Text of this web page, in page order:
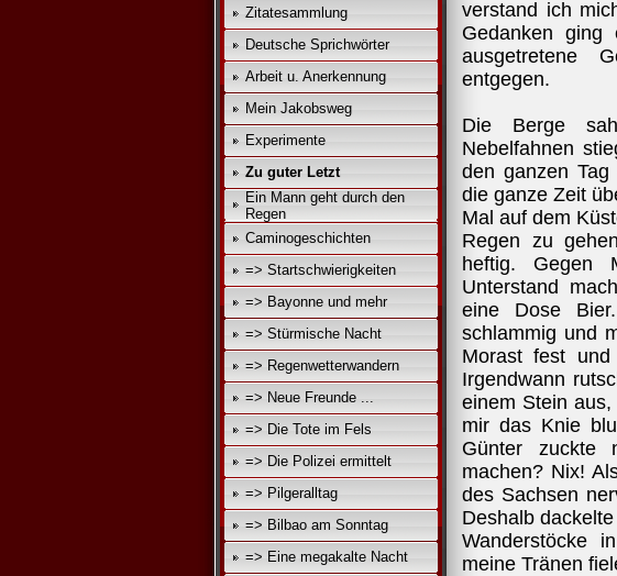
Zitatesammlung
Deutsche Sprichwörter
Arbeit u. Anerkennung
Mein Jakobsweg
Experimente
Zu guter Letzt
Ein Mann geht durch den
Regen
Caminogeschichten
=> Startschwierigkeiten
=> Bayonne und mehr
=> Stürmische Nacht
=> Regenwetterwandern
=> Neue Freunde ...
=> Die Tote im Fels
=> Die Polizei ermittelt
=> Pilgeralltag
=> Bilbao am Sonntag
=> Eine megakalte Nacht
verstand ich
Gedanken ging
ausgetretene
entgegen.
Die Berge
Nebelfahnen
den ganzen
die ganze Zeit
Mal auf dem
Regen zu
heftig. Gegen
Unterstand
eine Dose Bier.
schlammig und
Morast fest
Irgendwann
einem Stein
mir das Knie
Günter zuckte
machen? Nix!
des Sachsen
Deshalb
Wanderstöcke
meine Tränen